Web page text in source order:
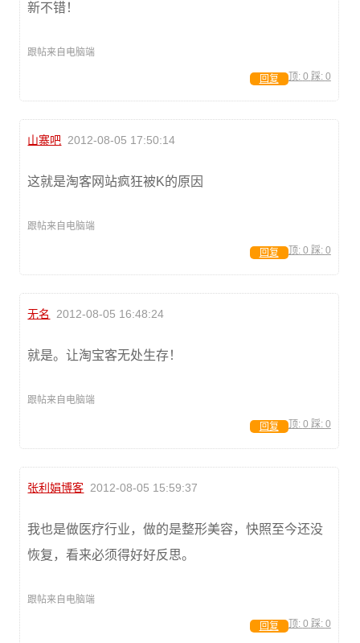
新不错！
跟帖来自电脑端
顶: 0 踩: 0
回复
山寨吧 2012-08-05 17:50:14
这就是淘客网站疯狂被K的原因
跟帖来自电脑端
顶: 0 踩: 0
回复
无名 2012-08-05 16:48:24
就是。让淘宝客无处生存！
跟帖来自电脑端
顶: 0 踩: 0
回复
张利娟博客 2012-08-05 15:59:37
我也是做医疗行业，做的是整形美容，快照至今还没
恢复，看来必须得好好反思。
跟帖来自电脑端
顶: 0 踩: 0
回复